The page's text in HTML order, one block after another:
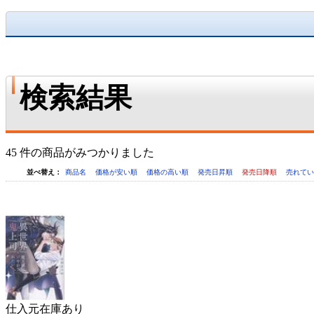
検索結果
45 件の商品がみつかりました
並べ替え： 商品名 価格が安い順 価格の高い順 発売日昇順 発売日降順 売れて
仕入元在庫あり